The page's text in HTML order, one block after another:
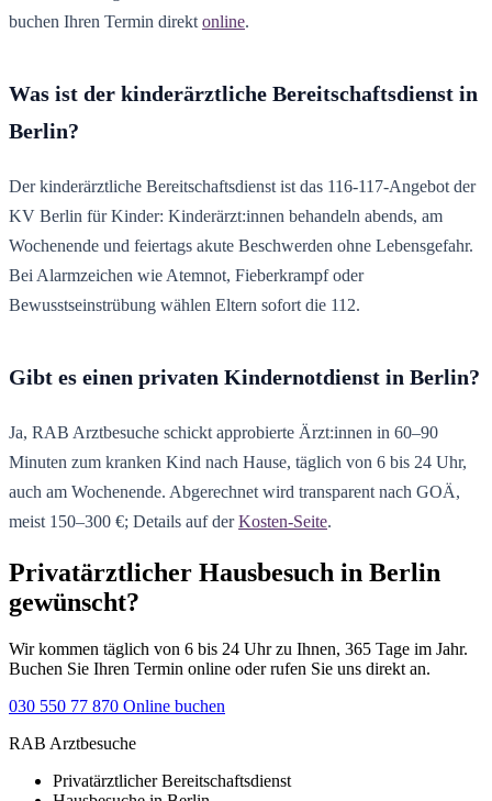
buchen Ihren Termin direkt online.
Was ist der kinderärztliche Bereitschaftsdienst in
Berlin?
Der kinderärztliche Bereitschaftsdienst ist das 116-117-Angebot der
KV Berlin für Kinder: Kinderärzt:innen behandeln abends, am
Wochenende und feiertags akute Beschwerden ohne Lebensgefahr.
Bei Alarmzeichen wie Atemnot, Fieberkrampf oder
Bewusstseinstrübung wählen Eltern sofort die 112.
Gibt es einen privaten Kindernotdienst in Berlin?
Ja, RAB Arztbesuche schickt approbierte Ärzt:innen in 60–90
Minuten zum kranken Kind nach Hause, täglich von 6 bis 24 Uhr,
auch am Wochenende. Abgerechnet wird transparent nach GOÄ,
meist 150–300 €; Details auf derKosten-Seite.
Privatärztlicher Hausbesuch in Berlin
gewünscht?
Wir kommen täglich von 6 bis 24 Uhr zu Ihnen, 365 Tage im Jahr.
Buchen Sie Ihren Termin online oder rufen Sie uns direkt an.
030 550 77 870 Online buchen
RAB Arztbesuche
Privatärztlicher Bereitschaftsdienst